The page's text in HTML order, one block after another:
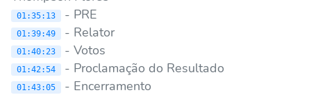
01:35:13 - PRE
01:39:49 - Relator
01:40:23 - Votos
01:42:54 - Proclamação do Resultado
01:43:05 - Encerramento